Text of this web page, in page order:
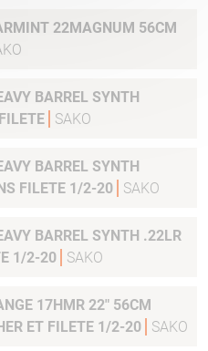
22MAGNUM 56CM
BARREL SYNTH
SAKO
BARREL SYNTH
FILETE 1/2-20
SAKO
BARREL SYNTH .22LR
1/2-20
SAKO
17HMR 22" 56CM
ET FILETE 1/2-20
SAKO